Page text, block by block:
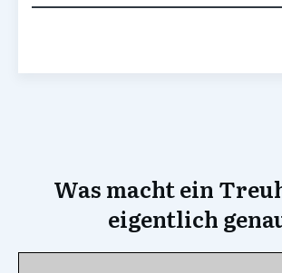
Was macht ein
eigentlich